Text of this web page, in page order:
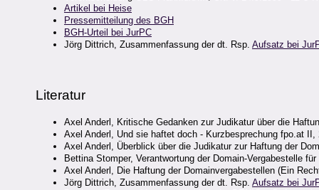
Artikel bei Heise
Pressemitteilung des BGH
BGH-Urteil bei JurPC
Jörg Dittrich, Zusammenfassung der dt. Rsp. Aufsatz bei
Literatur
Axel Anderl, Kritische Gedanken zur Judikatur über die
Axel Anderl, Und sie haftet doch - Kurzbesprechung fpo.at II,
Axel Anderl, Überblick über die Judikatur zur Haftung der
Bettina Stomper, Verantwortung der Domain-Vergabestelle
Axel Anderl, Die Haftung der Domainvergabestellen (Ein
Jörg Dittrich, Zusammenfassung der dt. Rsp. Aufsatz bei